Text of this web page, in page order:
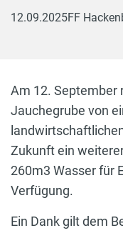
12.09.2025FF
Am 12. September
Jauchegrube von
Zukunft ein
260m3 Wasser für
Verfügung.
Ein Dank gilt dem